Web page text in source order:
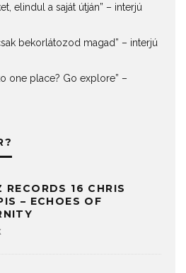
elindul a saját útján” – interjú
bekorlátozod magad” – interjú
one place? Go explore” –
RECORDS 16 CHRIS
– ECHOES OF